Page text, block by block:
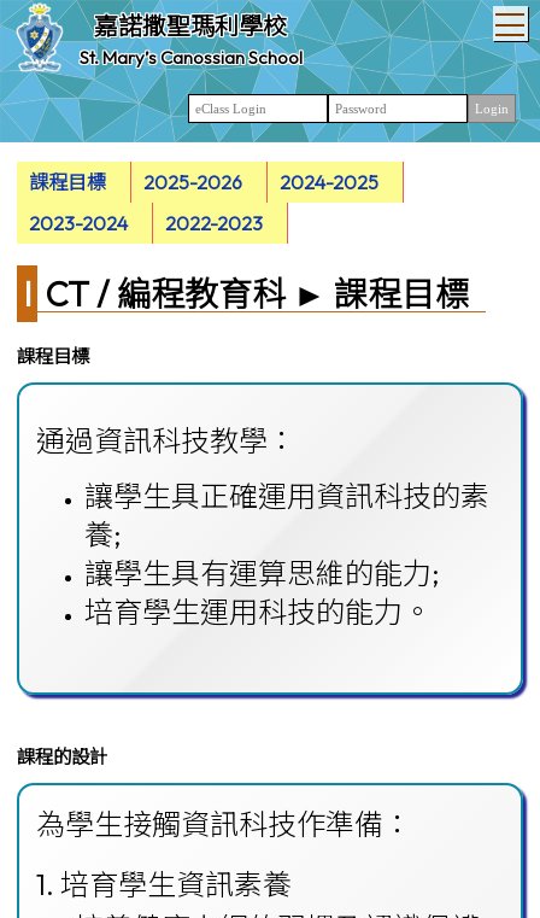
嘉諾撒聖瑪利學校
St. Mary’s Canossian School
課程目標 2025-2026
2024-2025
2023-2024
2022-2023
ICT / 編程教育科 ► 課程目標
課程目標
通過資訊科技教學：
讓學生具正確運用資訊科技的素
養;
讓學生具有運算思維的能力;
培育學生運用科技的能力。
課程的設計
為學生接觸資訊科技作準備：
1. 培育學生資訊素養